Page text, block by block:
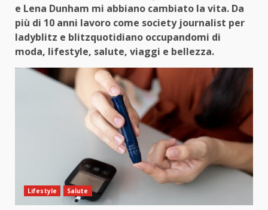
e Lena Dunham mi abbiano cambiato la vita. Da
più di 10 anni lavoro come society journalist per
ladyblitz e blitzquotidiano occupandomi di
moda, lifestyle, salute, viaggi e bellezza.
Lifestyle Salute